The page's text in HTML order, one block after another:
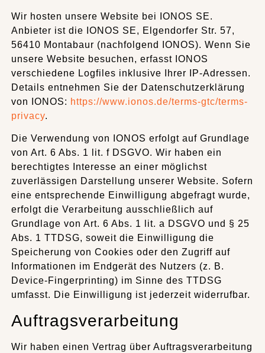
Wir hosten unsere Website bei IONOS SE.
Anbieter ist die IONOS SE, Elgendorfer Str. 57,
56410 Montabaur (nachfolgend IONOS). Wenn Sie
unsere Website besuchen, erfasst IONOS
verschiedene Logfiles inklusive Ihrer IP-Adressen.
Details entnehmen Sie der Datenschutzerklärung
von IONOS: https://www.ionos.de/terms-gtc/terms-
privacy.
Die Verwendung von IONOS erfolgt auf Grundlage
von Art. 6 Abs. 1 lit. f DSGVO. Wir haben ein
berechtigtes Interesse an einer möglichst
zuverlässigen Darstellung unserer Website. Sofern
eine entsprechende Einwilligung abgefragt wurde,
erfolgt die Verarbeitung ausschließlich auf
Grundlage von Art. 6 Abs. 1 lit. a DSGVO und § 25
Abs. 1 TTDSG, soweit die Einwilligung die
Speicherung von Cookies oder den Zugriff auf
Informationen im Endgerät des Nutzers (z. B.
Device-Fingerprinting) im Sinne des TTDSG
umfasst. Die Einwilligung ist jederzeit widerrufbar.
Auftragsverarbeitung
Wir haben einen Vertrag über Auftragsverarbeitung